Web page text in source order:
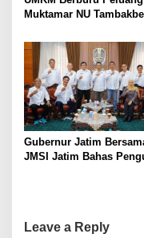
Muktamar NU
Gubernur Jatim
JMSI Jatim Bahas
Leave a Reply